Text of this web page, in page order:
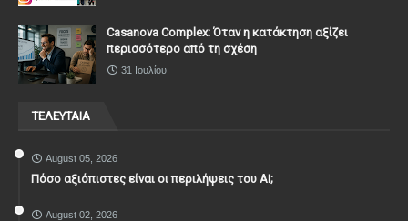
Casanova Complex: Όταν η κατάκτηση αξίζει
περισσότερο από τη σχέση
31 Ιουλίου
ΤΕΛΕΥΤΑΙΑ
August 05, 2026
Πόσο αξιόπιστες είναι οι περιλήψεις του ΑΙ;
August 02, 2026